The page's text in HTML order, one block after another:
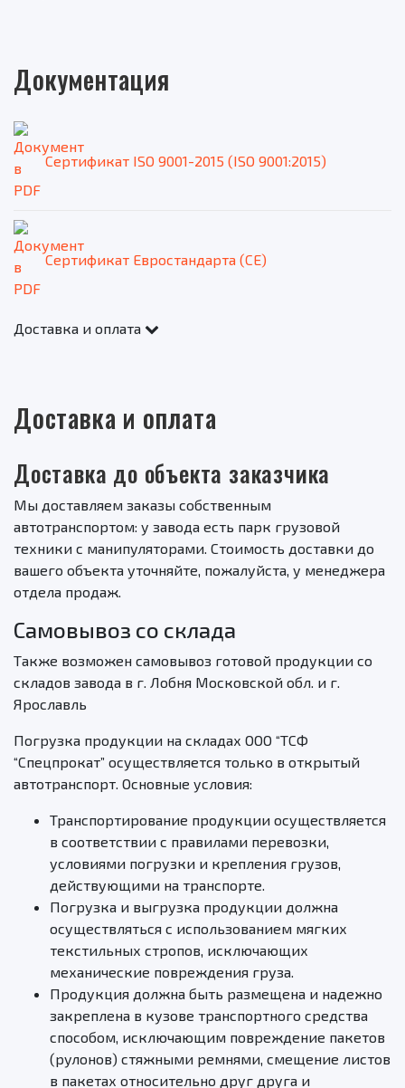
Документация
Сертификат ISO 9001-2015 (ISO 9001:2015)
Сертификат Евростандарта (CE)
Доставка и оплата
Доставка и оплата
Доставка до объекта заказчика
Мы доставляем заказы собственным
автотранспортом: у завода есть парк грузовой
техники с манипуляторами. Стоимость доставки до
вашего объекта уточняйте, пожалуйста, у менеджера
отдела продаж.
Самовывоз со склада
Также возможен самовывоз готовой продукции со
складов завода в г. Лобня Московской обл. и г.
Ярославль
Погрузка продукции на складах ООО “ТСФ
“Спецпрокат” осуществляется только в открытый
автотранспорт. Основные условия:
Транспортирование продукции осуществляется
в соответствии с правилами перевозки,
условиями погрузки и крепления грузов,
действующими на транспорте.
Погрузка и выгрузка продукции должна
осуществляться с использованием мягких
текстильных стропов, исключающих
механические повреждения груза.
Продукция должна быть размещена и надежно
закреплена в кузове транспортного средства
способом, исключающим повреждение пакетов
(рулонов) стяжными ремнями, смещение листов
в пакетах относительно друг друга и